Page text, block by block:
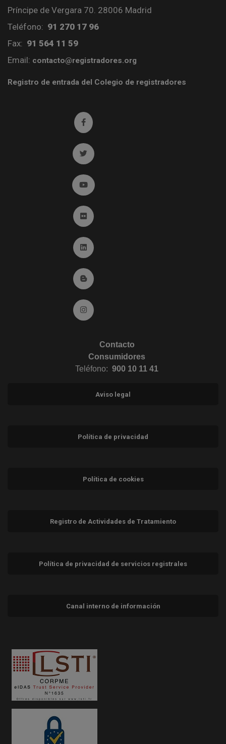
Príncipe de Vergara 70. 28006 Madrid
Teléfono: 91 270 17 96
Fax: 91 564 11 59
Email: contacto@registradores.org
Registro de entrada del Colegio de registradores
Ir a facebook (abre en ventana nueva)
Ir a twitter (abre en ventana nueva)
Ir a YouTube (abre en ventana nueva)
Ir a Flickr (abre en ventana nueva)
Ir a Linkedin (abre en ventana nueva)
Ir al Blog (abre en ventana nueva)
Ir a Instagram (abre en ventana nueva)
Contacto
Consumidores
Teléfono: 900 10 11 41
Aviso legal
Política de privacidad
Política de cookies
Registro de Actividades de Tratamiento
Política de privacidad de servicios registrales
Canal interno de información